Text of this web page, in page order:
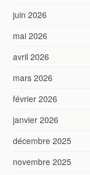
juin 2026
mai 2026
avril 2026
mars 2026
février 2026
janvier 2026
décembre 2025
novembre 2025